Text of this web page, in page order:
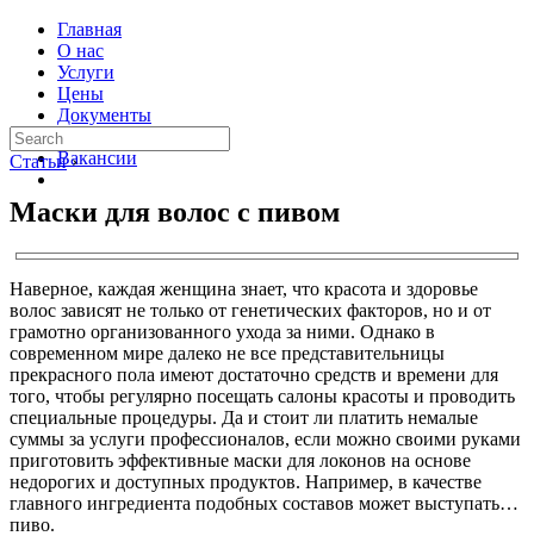
Главная
О нас
Услуги
Цены
Документы
Контакты
Вакансии
Статьи ›
Маски для волос с пивом
Наверное, каждая женщина знает, что красота и здоровье
волос зависят не только от генетических факторов, но и от
грамотно организованного ухода за ними. Однако в
современном мире далеко не все представительницы
прекрасного пола имеют достаточно средств и времени для
того, чтобы регулярно посещать салоны красоты и проводить
специальные процедуры. Да и стоит ли платить немалые
суммы за услуги профессионалов, если можно своими руками
приготовить эффективные маски для локонов на основе
недорогих и доступных продуктов. Например, в качестве
главного ингредиента подобных составов может выступать…
пиво.